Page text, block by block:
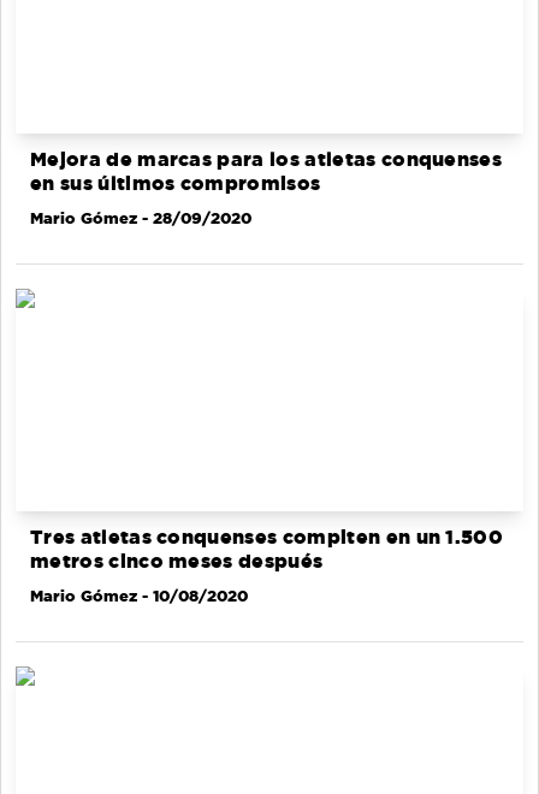
Mejora de marcas para los atletas conquenses
en sus últimos compromisos
Mario Gómez - 28/09/2020
Tres atletas conquenses compiten en un 1.500
metros cinco meses después
Mario Gómez - 10/08/2020